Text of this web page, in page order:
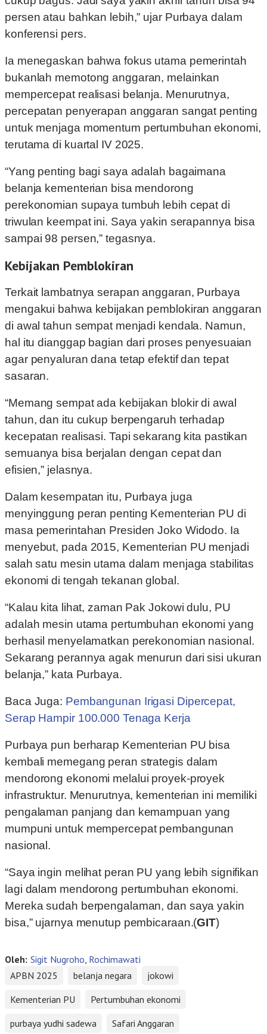
persen atau bahkan lebih,” ujar Purbaya dalam
konferensi pers.
Ia menegaskan bahwa fokus utama pemerintah
bukanlah memotong anggaran, melainkan
mempercepat realisasi belanja. Menurutnya,
percepatan penyerapan anggaran sangat penting
untuk menjaga momentum pertumbuhan ekonomi,
terutama di kuartal IV 2025.
“Yang penting bagi saya adalah bagaimana
belanja kementerian bisa mendorong
perekonomian supaya tumbuh lebih cepat di
triwulan keempat ini. Saya yakin serapannya bisa
sampai 98 persen,” tegasnya.
Kebijakan Pemblokiran
Terkait lambatnya serapan anggaran, Purbaya
mengakui bahwa kebijakan pemblokiran anggaran
di awal tahun sempat menjadi kendala. Namun,
hal itu dianggap bagian dari proses penyesuaian
agar penyaluran dana tetap efektif dan tepat
sasaran.
“Memang sempat ada kebijakan blokir di awal
tahun, dan itu cukup berpengaruh terhadap
kecepatan realisasi. Tapi sekarang kita pastikan
semuanya bisa berjalan dengan cepat dan
efisien,” jelasnya.
Dalam kesempatan itu, Purbaya juga
menyinggung peran penting Kementerian PU di
masa pemerintahan Presiden Joko Widodo. Ia
menyebut, pada 2015, Kementerian PU menjadi
salah satu mesin utama dalam menjaga stabilitas
ekonomi di tengah tekanan global.
“Kalau kita lihat, zaman Pak Jokowi dulu, PU
adalah mesin utama pertumbuhan ekonomi yang
berhasil menyelamatkan perekonomian nasional.
Sekarang perannya agak menurun dari sisi ukuran
belanja,” kata Purbaya.
Baca Juga: Pembangunan Irigasi Dipercepat,
Serap Hampir 100.000 Tenaga Kerja
Purbaya pun berharap Kementerian PU bisa
kembali memegang peran strategis dalam
mendorong ekonomi melalui proyek-proyek
infrastruktur. Menurutnya, kementerian ini memiliki
pengalaman panjang dan kemampuan yang
mumpuni untuk mempercepat pembangunan
nasional.
“Saya ingin melihat peran PU yang lebih signifikan
lagi dalam mendorong pertumbuhan ekonomi.
Mereka sudah berpengalaman, dan saya yakin
bisa,” ujarnya menutup pembicaraan.(GIT)
Oleh: Sigit Nugroho Rochimawati
APBN 2025
belanja negara
jokowi
Kementerian PU
Pertumbuhan ekonomi
purbaya yudhi sadewa
Safari Anggaran